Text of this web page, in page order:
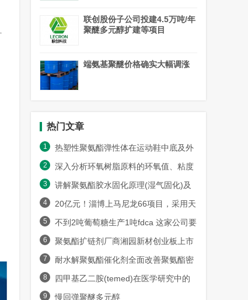
联创股份子公司投建4.5万吨/年
聚醚多元醇扩建等项目
端氨基聚醚价格确实大幅调涨
热门文章
1
热塑性聚氨酯弹性体在运动鞋中底及外
底材料的应用趋势
2
深入分析环氧树脂原料的环氧值、粘度
及其对固化工艺的影响
3
讲解聚氨酯胶水固化原理(湿气固化)及
环境湿度影响
4
20亿元！淄博上马尼龙66项目，采用天
辰齐翔己二胺原料！
5
不到2吨葡萄糖生产1吨fdca 这家公司要
把fdca成本降到1万元
6
聚氨酯扩链剂厂商湘园新材创业板上市
申请获受理
7
耐水解聚氨酯催化剂全面改善聚氨酯密
封胶密封持久性的方式
8
四甲基乙二胺(temed)在医学研究中的
重要角色和实际应用
9 慢回弹聚醚多元醇